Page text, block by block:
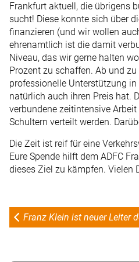
Frankfurt aktuell, die übrigens
sucht! Diese konnte sich über
finanzieren (und wir wollen
ehrenamtlich ist die damit
Niveau, das wir gerne halten
Prozent zu schaffen. Ab und
professionelle Unterstützung
natürlich auch ihren Preis hat.
verbundene zeitintensive
Schultern verteilt werden.
Die Zeit ist reif für eine
Eure Spende hilft dem ADFC
dieses Ziel zu kämpfen. Vielen
Franz Klein ist neuer Leiter